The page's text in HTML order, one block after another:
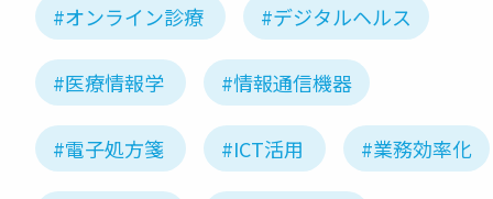
#オンライン診療 #デジタルヘルス
#医療情報学 #情報通信機器
#電子処方箋 #ICT活用 #業務効率化